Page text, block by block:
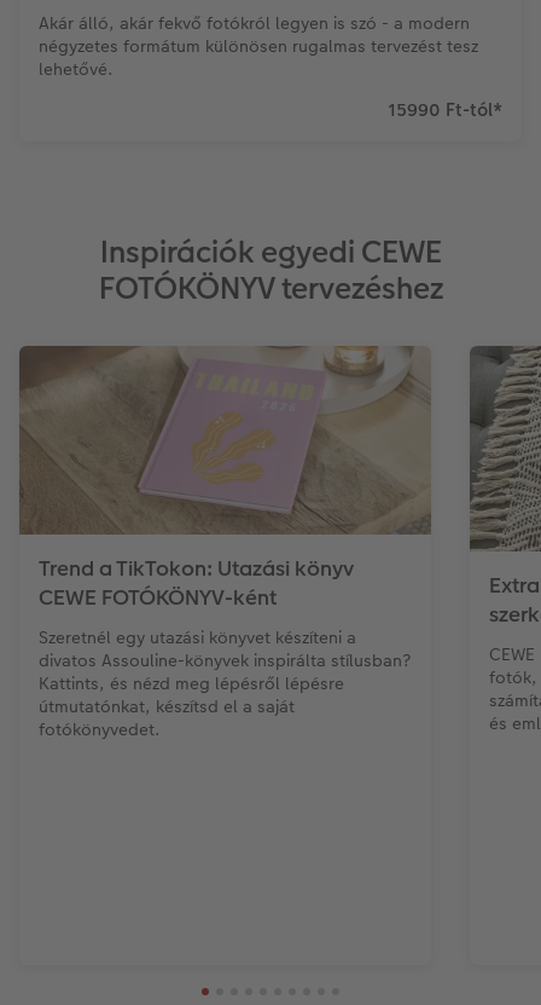
Akár álló, akár fekvő fotókról legyen is szó - a modern
négyzetes formátum különösen rugalmas tervezést tesz
lehetővé.
15990 Ft-tól*
Inspirációk egyedi CEWE
FOTÓKÖNYV tervezéshez
Trend a TikTokon: Utazási könyv
CEWE FOTÓKÖNYV-ként
Szeretnél egy utazási könyvet készíteni a
divatos Assouline-könyvek inspirálta stílusban?
Kattints, és nézd meg lépésről lépésre
útmutatónkat, készítsd el a saját
fotókönyvedet.
fotók,
és